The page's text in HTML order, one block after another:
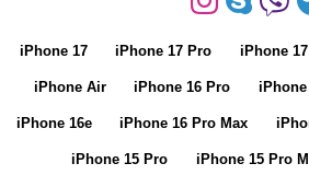
iPhone 17 iPhone 17 Pro iPhone
iPhone Air iPhone 16 Pro iPhone
iPhone 16e iPhone 16 Pro Max
iPhone 15 Pro iPhone 15 Pro